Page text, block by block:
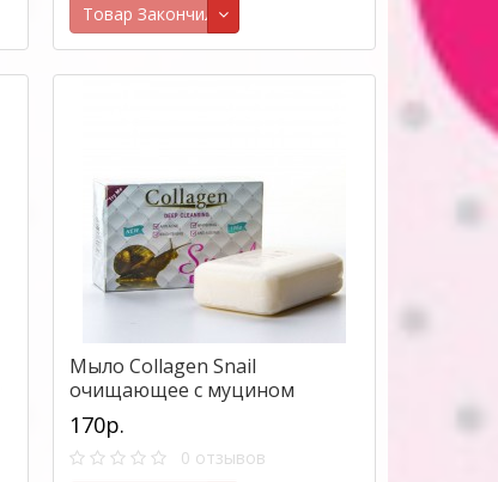
Товар Закончился
Мыло Collagen Snail
очищающее с муцином
улитки,100г
170р.
0 отзывов